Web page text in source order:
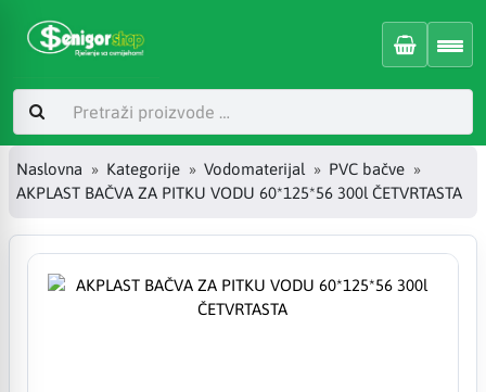
Naslovna Kategorije Vodomaterijal
PVC bačve
AKPLAST BAČVA ZA PITKU VODU 60*125*56 300l ČETVRTASTA